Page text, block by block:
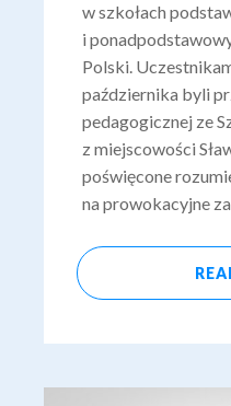
w szkołach
i
Polski.
października byli
pedagogicznej ze
z miejscowości
poświęcone
na prowokacyjne